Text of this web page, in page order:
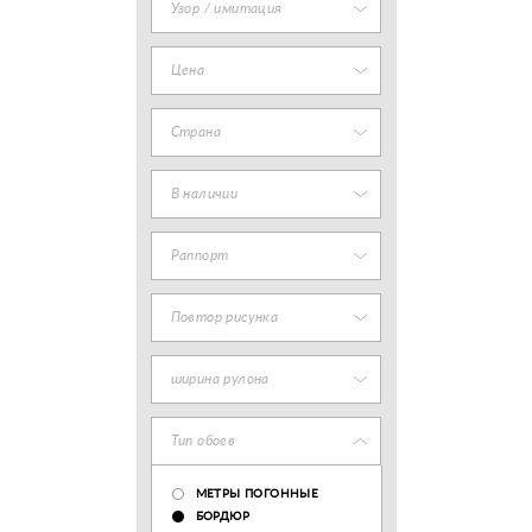
Узор / имитация
Цена
Страна
В наличии
Раппорт
Повтор рисунка
ширина рулона
Тип обоев
МЕТРЫ ПОГОННЫЕ
БОРДЮР